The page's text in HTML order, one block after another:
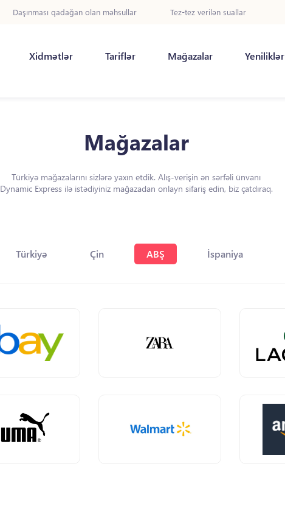
Daşınması qadağan olan məhsullar Tez-tez verilən suallar
Xidmətlər Tariflər Mağazalar Yeniliklər
Mağazalar
Türkiyə mağazalarını sizlərə yaxın etdik. Alış-verişin ən sərfəli ünvanı
Dynamic Express ilə istədiyiniz mağazadan onlayn sifariş edin, biz çatdıraq.
Türkiyə Çin ABŞ İspaniya